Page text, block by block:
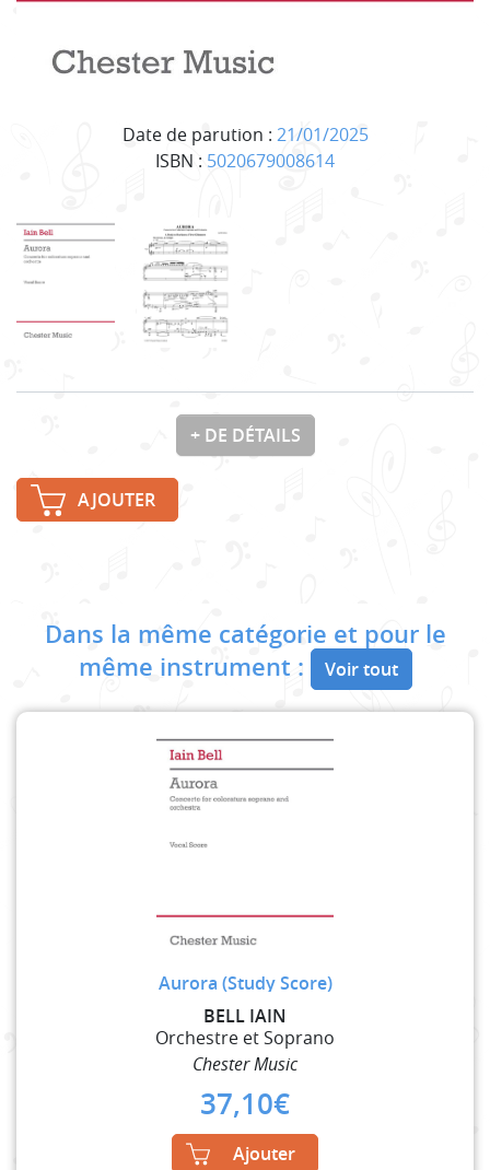
Date de parution : 21/01/2025
ISBN : 5020679008614
+ DE DÉTAILS
AJOUTER
Dans la même catégorie et pour le
même instrument :
Voir tout
Aurora (Study Score)
BELL IAIN
Orchestre et Soprano
Chester Music
37,10€
Ajouter